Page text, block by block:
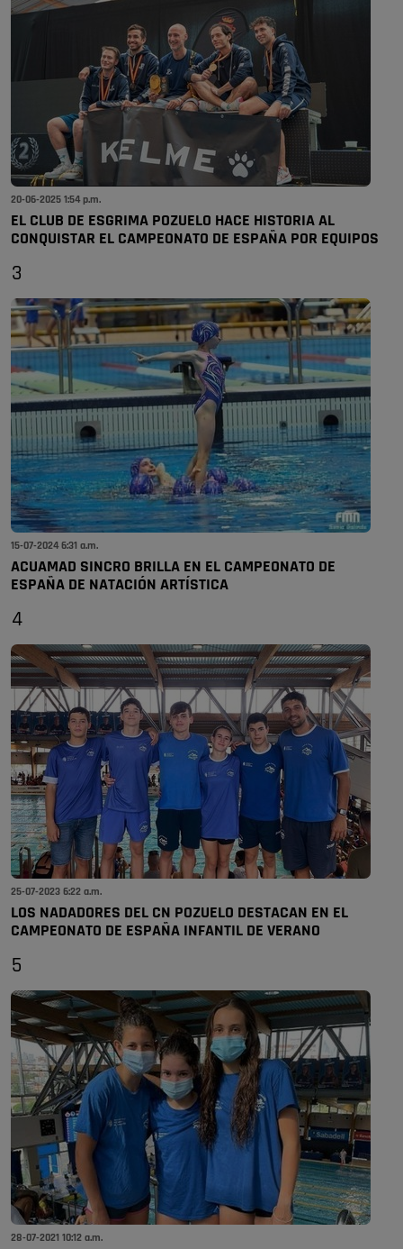
20-06-2025 1:54 p.m.
EL CLUB DE ESGRIMA POZUELO HACE HISTORIA AL
CONQUISTAR EL CAMPEONATO DE ESPAÑA POR EQUIPOS
3
15-07-2024 6:31 a.m.
ACUAMAD SINCRO BRILLA EN EL CAMPEONATO DE
ESPAÑA DE NATACIÓN ARTÍSTICA
4
25-07-2023 6:22 a.m.
LOS NADADORES DEL CN POZUELO DESTACAN EN EL
CAMPEONATO DE ESPAÑA INFANTIL DE VERANO
5
28-07-2021 10:12 a.m.